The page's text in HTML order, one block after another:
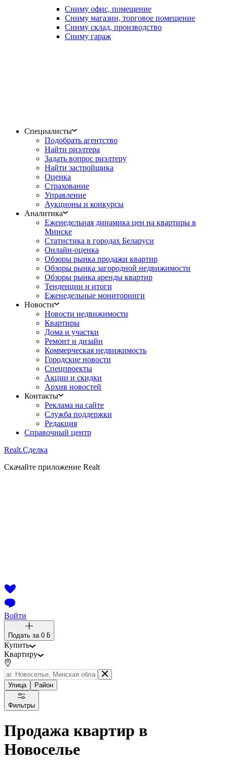
Сниму офис, помещение
Сниму магазин, торговое помещение
Сниму склад, производство
Сниму гараж
Специалисты
Подобрать агентство
Найти риэлтера
Задать вопрос риэлтеру
Найти застройщика
Оценка
Страхование
Управление
Аукционы и конкурсы
Аналитика
Еженедельная динамика цен на квартиры в
Минске
Статистика в городах Беларуси
Онлайн-оценка
Обзоры рынка продажи квартир
Обзоры рынка загородной недвижимости
Обзоры рынка аренды квартир
Тенденции и итоги
Еженедельные мониторинги
Новости
Новости недвижимости
Квартиры
Дома и участки
Ремонт и дизайн
Коммерческая недвижимость
Городские новости
Спецпроекты
Акции и скидки
Архив новостей
Контакты
Реклама на сайте
Служба поддержки
Редакция
Справочный центр
Realt.Сделка
Скачайте приложение Realt
Войти
Подать за 0 ƃ
Купить
Квартиру
Улица Район
Фильтры
Продажа квартир в
Новоселье